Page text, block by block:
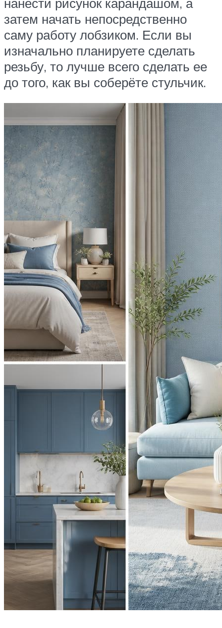
нанести рисунок карандашом, а
затем начать непосредственно
саму работу лобзиком. Если вы
изначально планируете сделать
резьбу, то лучше всего сделать ее
до того, как вы соберёте стульчик.